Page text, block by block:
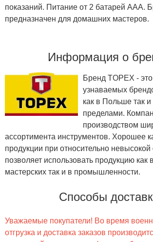
показаний. Питание от 2 батарей AAA.
предназначен для домашних мастеров.
Информация о
Бренд TOPEX -
узнаваемых
как в Польше так и
пределами.
производством
ассортимента инструментов. Хорошее
продукции при относительно невысокой
позволяет использовать продукцию
мастерских так и в промышленности.
Способы
Уважаемые покупатели! Во время
отгрузка и доставка заказов